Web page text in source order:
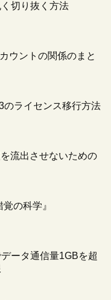
切り抜く方法
ウントの関係のまと
のライセンス移行方法
流出させないための
の科学』
ータ通信量1GBを超